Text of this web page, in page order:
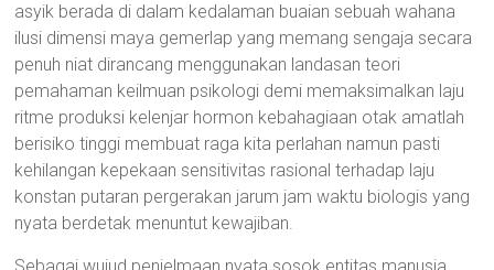
asyik berada di dalam kedalaman buaian sebuah wahana
ilusi dimensi maya gemerlap yang memang sengaja secara
penuh niat dirancang menggunakan landasan teori
pemahaman keilmuan psikologi demi memaksimalkan laju
ritme produksi kelenjar hormon kebahagiaan otak amatlah
berisiko tinggi membuat raga kita perlahan namun pasti
kehilangan kepekaan sensitivitas rasional terhadap laju
konstan putaran pergerakan jarum jam waktu biologis yang
nyata berdetak menuntut kewajiban.